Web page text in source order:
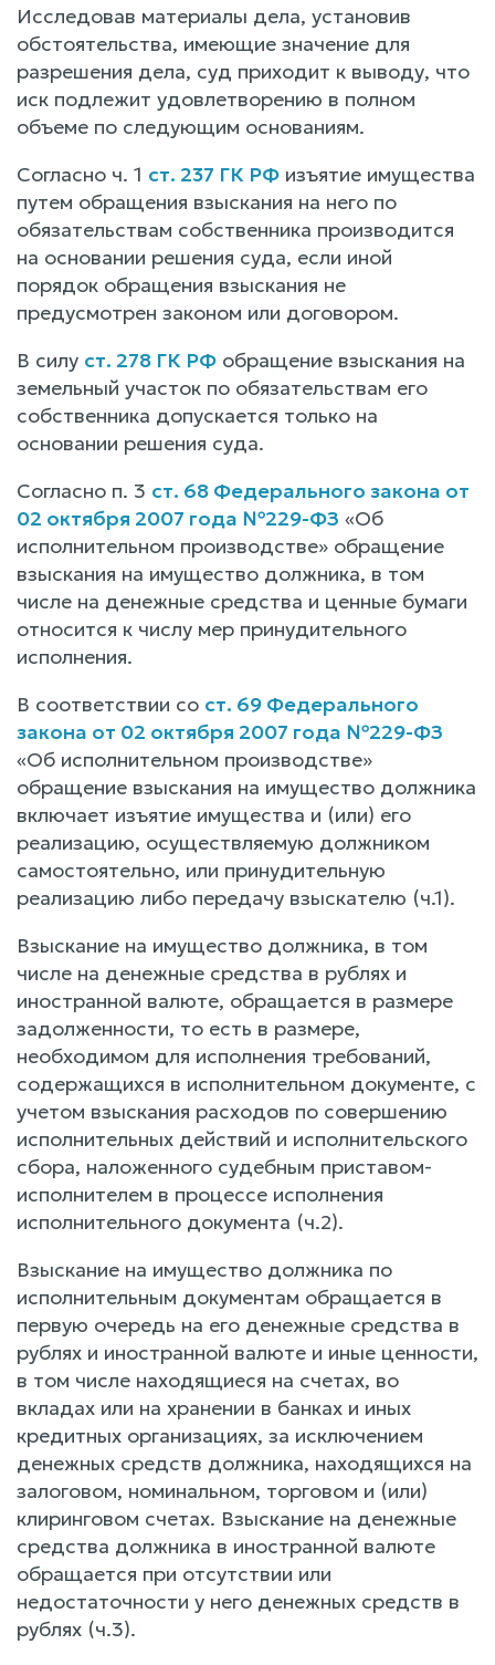
Исследовав материалы дела, установив
обстоятельства, имеющие значение для
разрешения дела, суд приходит к выводу, что
иск подлежит удовлетворению в полном
объеме по следующим основаниям.
Согласно ч. 1 ст. 237 ГК РФ изъятие имущества
путем обращения взыскания на него по
обязательствам собственника производится
на основании решения суда, если иной
порядок обращения взыскания не
предусмотрен законом или договором.
В силу ст. 278 ГК РФ обращение взыскания на
земельный участок по обязательствам его
собственника допускается только на
основании решения суда.
Согласно п. 3 ст. 68 Федерального закона от
02 октября 2007 года №229-ФЗ «Об
исполнительном производстве» обращение
взыскания на имущество должника, в том
числе на денежные средства и ценные бумаги
относится к числу мер принудительного
исполнения.
В соответствии со ст. 69 Федерального
закона от 02 октября 2007 года №229-ФЗ
«Об исполнительном производстве»
обращение взыскания на имущество должника
включает изъятие имущества и (или) его
реализацию, осуществляемую должником
самостоятельно, или принудительную
реализацию либо передачу взыскателю (ч.1).
Взыскание на имущество должника, в том
числе на денежные средства в рублях и
иностранной валюте, обращается в размере
задолженности, то есть в размере,
необходимом для исполнения требований,
содержащихся в исполнительном документе, с
учетом взыскания расходов по совершению
исполнительных действий и исполнительского
сбора, наложенного судебным приставом-
исполнителем в процессе исполнения
исполнительного документа (ч.2).
Взыскание на имущество должника по
исполнительным документам обращается в
первую очередь на его денежные средства в
рублях и иностранной валюте и иные ценности,
в том числе находящиеся на счетах, во
вкладах или на хранении в банках и иных
кредитных организациях, за исключением
денежных средств должника, находящихся на
залоговом, номинальном, торговом и (или)
клиринговом счетах. Взыскание на денежные
средства должника в иностранной валюте
обращается при отсутствии или
недостаточности у него денежных средств в
рублях (ч.3).